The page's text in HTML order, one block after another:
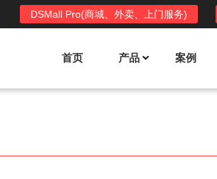
DSMall Pro(商城、外卖、上门服务)
首页 产品
DSShop功能列表
案例